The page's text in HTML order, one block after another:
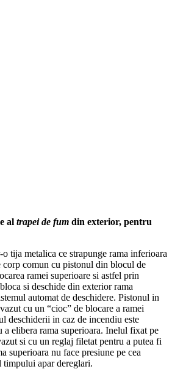
al trapei de fum din exterior, pentru
tija metalica ce strapunge rama inferioara
corp comun cu pistonul din blocul de
ramei superioare si astfel prin
si deschide din exterior rama
automat de deschidere. Pistonul in
cu un “cioc” de blocare a ramei
deschiderii in caz de incendiu este
a elibera rama superioara. Inelul fixat pe
si cu un reglaj filetat pentru a putea fi
superioara nu face presiune pe cea
timpului apar dereglari.